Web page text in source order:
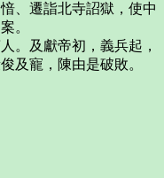
、遷詣北寺詔獄，使中
。
。及獻帝初，義兵起，
及寵，陳由是破敗。